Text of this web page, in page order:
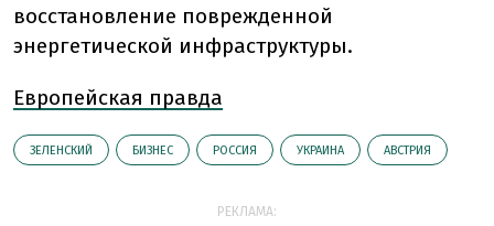
восстановление поврежденной
энергетической инфраструктуры.
Европейская правда
ЗЕЛЕНСКИЙ БИЗНЕС РОССИЯ УКРАИНА АВСТРИЯ
РЕКЛАМА: